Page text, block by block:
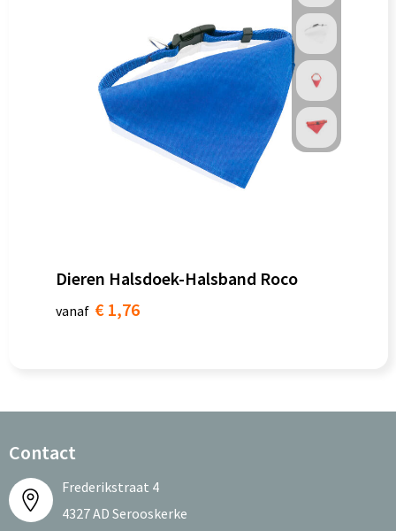
Dieren Halsdoek-Halsband Roco
vanaf € 1,76
Contact
Frederikstraat 4
4327 AD Serooskerke